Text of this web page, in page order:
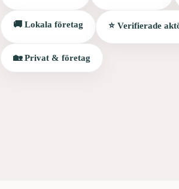
🚚 Lokala företag ⭐ Verifierade
🏡 Privat & företag